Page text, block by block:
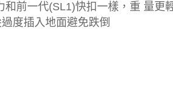
前一代(SL1)快扣一樣，重 量更
度插入地面避免跌倒